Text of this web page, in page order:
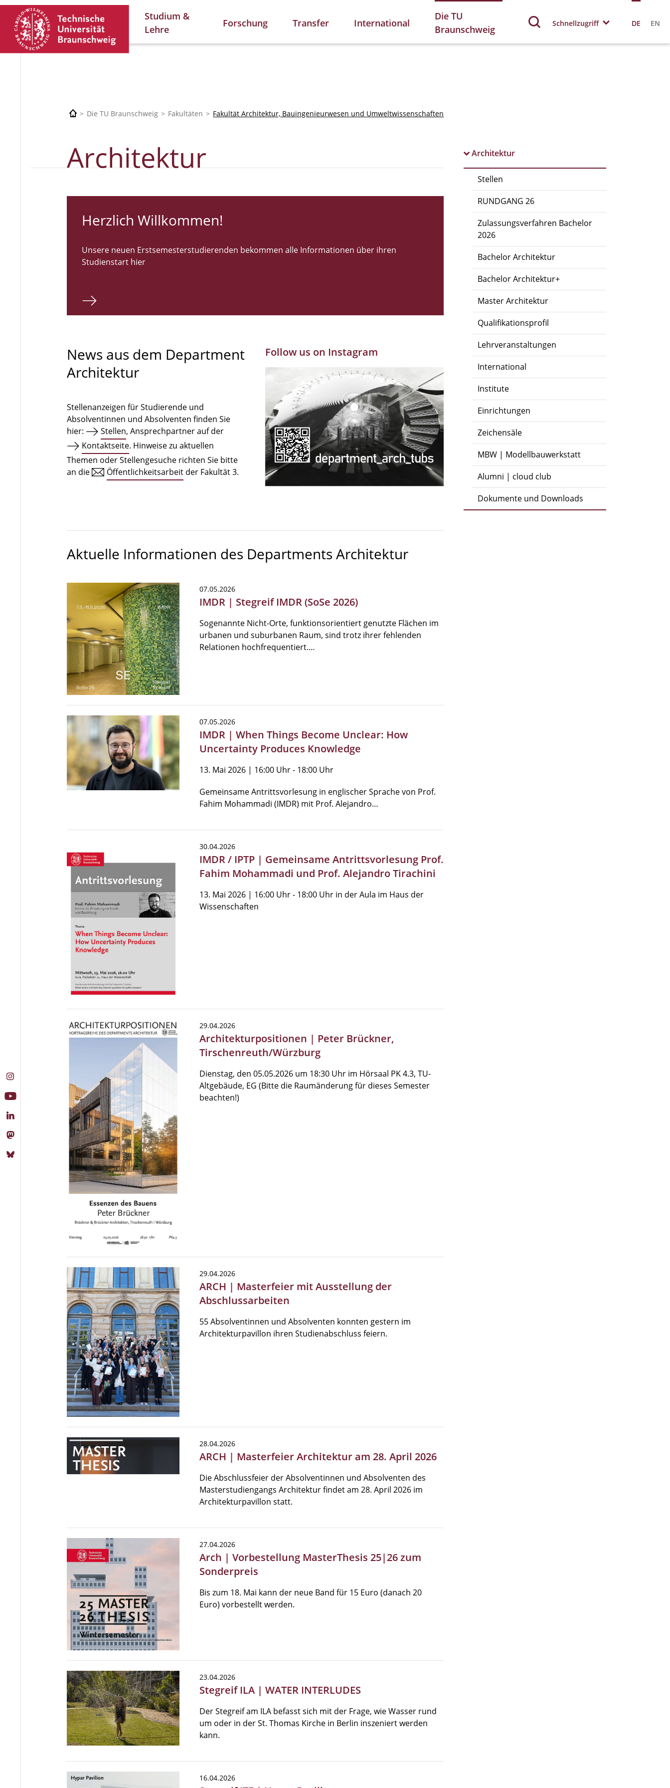
Studium &
Lehre
Forschung Transfer International
Die TU
Braunschweig
Schnellzugriff DE EN
Die TU Braunschweig Fakultäten Fakultät Architektur, Bauingenieurwesen und Umweltwissenschaften
Architektur
Stellen
RUNDGANG 26
Zulassungsverfahren Bachelor
2026
Bachelor Architektur
Bachelor Architektur+
Master Architektur
Qualifikationsprofil
Lehrveranstaltungen
International
Institute
Einrichtungen
Zeichensäle
MBW | Modellbauwerkstatt
Alumni | cloud club
Dokumente und Downloads
Architektur
Herzlich Willkommen!
Unsere neuen Erstsemesterstudierenden bekommen alle Informationen über ihren
Studienstart hier
News aus dem Department
Architektur
Stellenanzeigen für Studierende und
Absolventinnen und Absolventen finden Sie
hier:
Stellen, Ansprechpartner auf der
Kontaktseite. Hinweise zu aktuellen
Themen oder Stellengesuche richten Sie bitte
an die
Öffentlichkeitsarbeit der Fakultät 3.
Follow us on Instagram
Aktuelle Informationen des Departments Architektur
07.05.2026
IMDR | Stegreif IMDR (SoSe 2026)
Sogenannte Nicht-Orte, funktionsorientiert genutzte Flächen im
urbanen und suburbanen Raum, sind trotz ihrer fehlenden
Relationen hochfrequentiert.…
07.05.2026
IMDR | When Things Become Unclear: How
Uncertainty Produces Knowledge
13. Mai 2026 | 16:00 Uhr - 18:00 Uhr
Gemeinsame Antrittsvorlesung in englischer Sprache von Prof.
Fahim Mohammadi (IMDR) mit Prof. Alejandro…
30.04.2026
IMDR / IPTP | Gemeinsame Antrittsvorlesung Prof.
Fahim Mohammadi und Prof. Alejandro Tirachini
13. Mai 2026 | 16:00 Uhr - 18:00 Uhr in der Aula im Haus der
Wissenschaften
29.04.2026
Architekturpositionen | Peter Brückner,
Tirschenreuth/Würzburg
Dienstag, den 05.05.2026 um 18:30 Uhr im Hörsaal PK 4.3, TU-
Altgebäude, EG (Bitte die Raumänderung für dieses Semester
beachten!)
29.04.2026
ARCH | Masterfeier mit Ausstellung der
Abschlussarbeiten
55 Absolventinnen und Absolventen konnten gestern im
Architekturpavillon ihren Studienabschluss feiern.
28.04.2026
ARCH | Masterfeier Architektur am 28. April 2026
Die Abschlussfeier der Absolventinnen und Absolventen des
Masterstudiengangs Architektur findet am 28. April 2026 im
Architekturpavillon statt.
27.04.2026
Arch | Vorbestellung MasterThesis 25|26 zum
Sonderpreis
Bis zum 18. Mai kann der neue Band für 15 Euro (danach 20
Euro) vorbestellt werden.
23.04.2026
Stegreif ILA | WATER INTERLUDES
Der Stegreif am ILA befasst sich mit der Frage, wie Wasser rund
um oder in der St. Thomas Kirche in Berlin inszeniert werden
kann.
16.04.2026